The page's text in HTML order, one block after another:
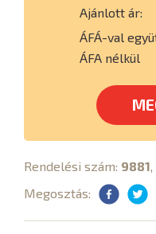
Ajánlott ár:
ÁFÁ-val
ÁFA nélkül
Rendelési szám: 9881
Megosztás: